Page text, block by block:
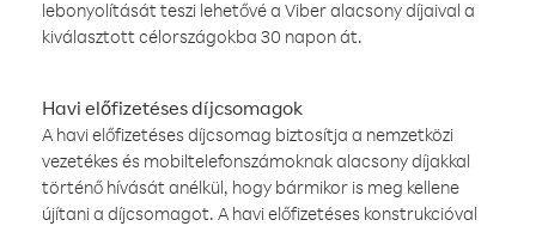
lebonyolítását teszi lehetővé a Viber alacsony díjaival a
kiválasztott célországokba 30 napon át.
Havi előfizetéses díjcsomagok
A havi előfizetéses díjcsomag biztosítja a nemzetközi
vezetékes és mobiltelefonszámoknak alacsony díjakkal
történő hívását anélkül, hogy bármikor is meg kellene
újítani a díjcsomagot. A havi előfizetéses konstrukcióval